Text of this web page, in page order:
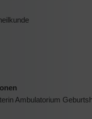
Ambulatorium